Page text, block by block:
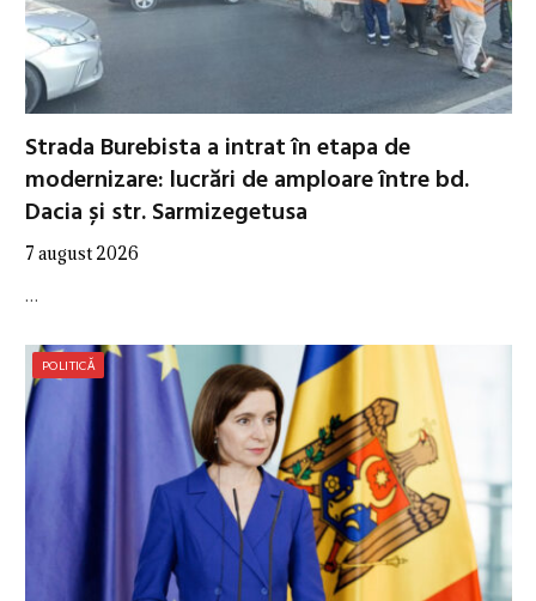
Strada Burebista a intrat în etapa de
modernizare: lucrări de amploare între bd.
Dacia și str. Sarmizegetusa
7 august 2026
…
POLITICĂ